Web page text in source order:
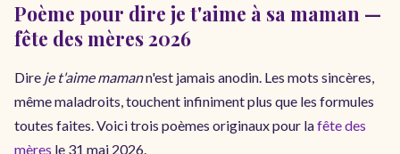
Poème pour dire je t'aime à sa maman —
fête des mères 2026
Dire je t'aime mamann'est jamais anodin. Les mots sincères,
même maladroits, touchent infiniment plus que les formules
toutes faites. Voici trois poèmes originaux pour lafête des
mères le 31 mai 2026.